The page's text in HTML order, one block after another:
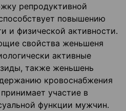
репродуктивной
повышению
и физической активности.
свойства женьшеня
активные
также женьшень
кровоснабжения
участие в
функции мужчин.